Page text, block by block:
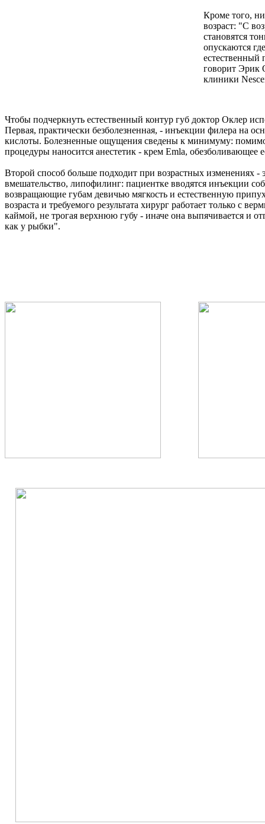
Кроме того,
возраст: "С
становятся
опускаются
естественный
говорит Эрик
клиники
Чтобы подчеркнуть естественный контур губ доктор Оклер
Первая, практически безболезненная, - инъекции филера на
кислоты. Болезненные ощущения сведены к минимуму:
процедуры наносится анестетик - крем Emla, обезболивающее
Второй способ больше подходит при возрастных изменениях -
вмешательство, липофилинг: пациентке вводятся инъекции
возвращающие губам девичью мягкость и естественную
возраста и требуемого результата хирург работает только с
каймой, не трогая верхнюю губу - иначе она выпячивается и
как у рыбки".